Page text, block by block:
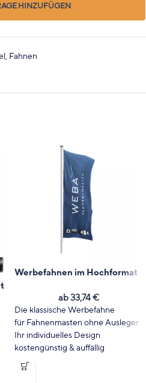
HINZUFÜGEN
Fahnen
Werbefahnen im Hochformat
ab33,74€
Die klassische Werbefahne
für Fahnenmasten ohne Ausleger
Ihr individuelles Design
kostengünstig & auffällig
UV-beständig und wetterfest
Fast 100% Durchdruck, Motiv